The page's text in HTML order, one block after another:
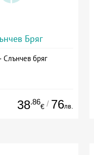
Бряг
Слънчев бряг
38.86
€ / 76лв.